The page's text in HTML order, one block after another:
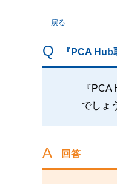
戻る
『PCA
『
でしょ
回答